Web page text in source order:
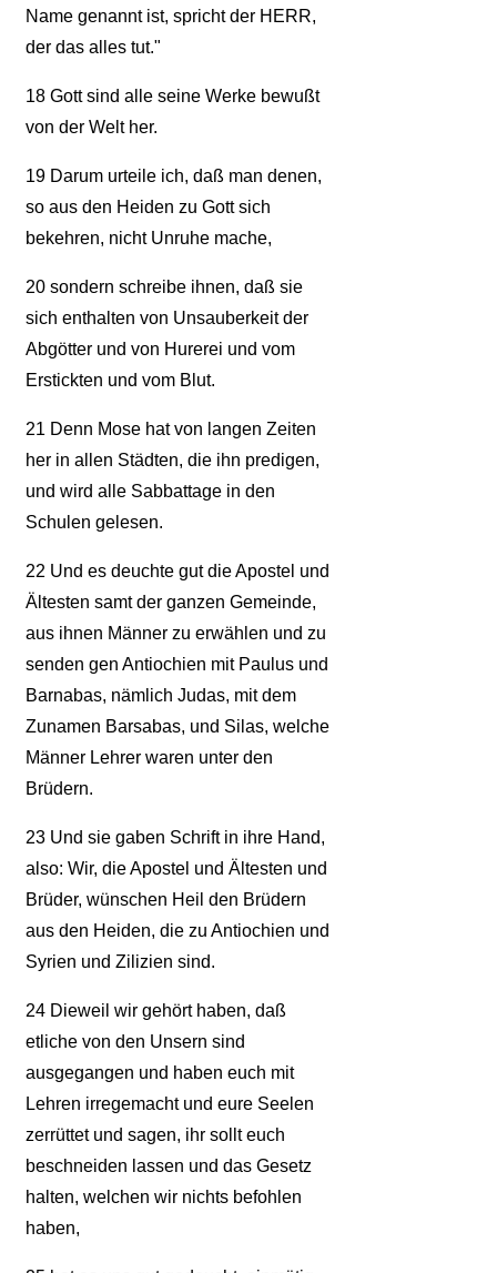
Name genannt ist, spricht der HERR,
der das alles tut."
18Gott sind alle seine Werke bewußt
von der Welt her.
19Darum urteile ich, daß man denen,
so aus den Heiden zu Gott sich
bekehren, nicht Unruhe mache,
20sondern schreibe ihnen, daß sie
sich enthalten von Unsauberkeit der
Abgötter und von Hurerei und vom
Erstickten und vom Blut.
21 Denn Mose hat von langen Zeiten
her in allen Städten, die ihn predigen,
und wird alle Sabbattage in den
Schulen gelesen.
22 Und es deuchte gut die Apostel und
Ältesten samt der ganzen Gemeinde,
aus ihnen Männer zu erwählen und zu
senden gen Antiochien mit Paulus und
Barnabas, nämlich Judas, mit dem
Zunamen Barsabas, und Silas, welche
Männer Lehrer waren unter den
Brüdern.
23Und sie gaben Schrift in ihre Hand,
also: Wir, die Apostel und Ältesten und
Brüder, wünschen Heil den Brüdern
aus den Heiden, die zu Antiochien und
Syrien und Zilizien sind.
24Dieweil wir gehört haben, daß
etliche von den Unsern sind
ausgegangen und haben euch mit
Lehren irregemacht und eure Seelen
zerrüttet und sagen, ihr sollt euch
beschneiden lassen und das Gesetz
halten, welchen wir nichts befohlen
haben,